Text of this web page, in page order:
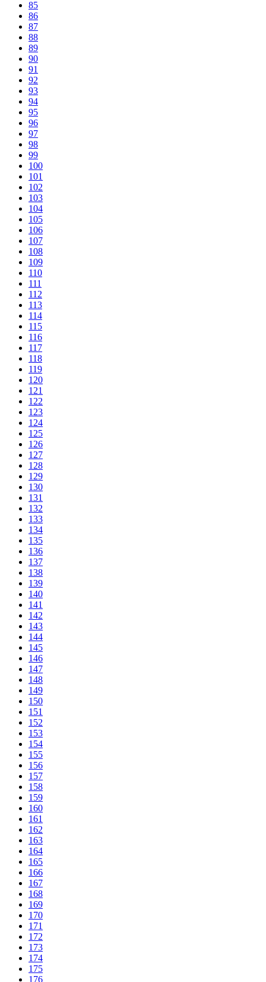
85
86
87
88
89
90
91
92
93
94
95
96
97
98
99
100
101
102
103
104
105
106
107
108
109
110
111
112
113
114
115
116
117
118
119
120
121
122
123
124
125
126
127
128
129
130
131
132
133
134
135
136
137
138
139
140
141
142
143
144
145
146
147
148
149
150
151
152
153
154
155
156
157
158
159
160
161
162
163
164
165
166
167
168
169
170
171
172
173
174
175
176